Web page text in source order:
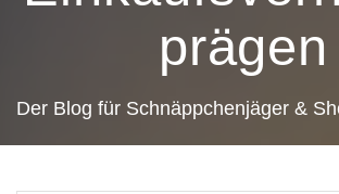
prägen
Der Blog für Schnäppchenjäger &